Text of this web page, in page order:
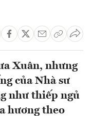
Xuân, nhưng
của Nhà sư
như thiếp ngủ
hương theo